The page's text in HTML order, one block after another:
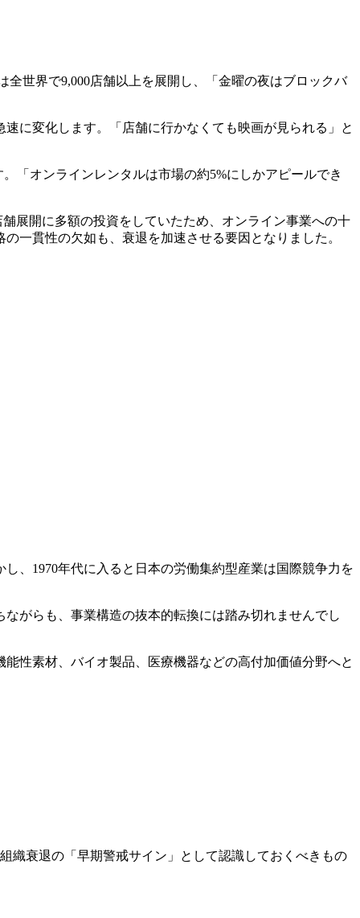
世界で9,000店舗以上を展開し、「金曜の夜はブロックバ
に変化します。「店舗に行かなくても映画が見られる」と
「オンラインレンタルは市場の約5%にしかアピールでき
展開に多額の投資をしていたため、オンライン事業への十
一貫性の欠如も、衰退を加速させる要因となりました。
、1970年代に入ると日本の労働集約型産業は国際競争力を
がらも、事業構造の抜本的転換には踏み切れませんでし
性素材、バイオ製品、医療機器などの高付加価値分野へと
織衰退の「早期警戒サイン」として認識しておくべきもの